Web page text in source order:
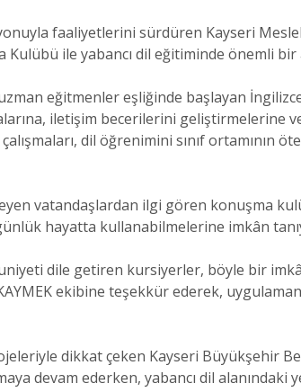
faaliyetlerini sürdüren Kayseri
ile yabancı dil eğitiminde önemli bir
eğitmenler eşliğinde başlayan
iletişim becerilerini geliştirmelerine
dil öğrenimini sınıf ortamının
vatandaşlardan ilgi gören konuşma
hayatta kullanabilmelerine imkân
dile getiren kursiyerler, böyle bir
ekibine teşekkür ederek,
dikkat çeken Kayseri Büyükşehir
devam ederken, yabancı dil alanındaki